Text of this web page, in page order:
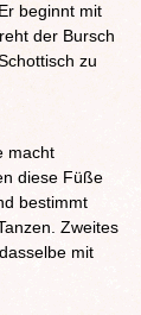
beginnt mit
der Bursch
zu
macht
diese Füße
bestimmt
Zweites
mit